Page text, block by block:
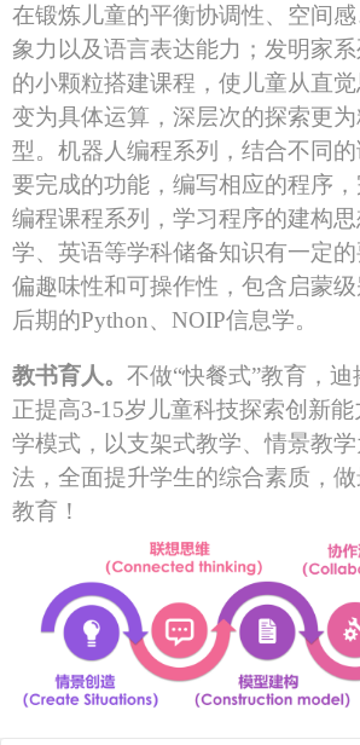
在锻炼儿童的平衡协调性、空间
象力以及语言表达能力；发明家
的小颗粒搭建课程，使儿童从直
变为具体运算，深层次的探索更
型。机器人编程系列，结合不同
要完成的功能，编写相应的程序，
编程课程系列，学习程序的建构
学、英语等学科储备知识有一定
偏趣味性和可操作性，包含启蒙
后期的Python、 NOIP信息学。
教书育人。 不做“快餐式”教育，
正提高3-15岁儿童科技探索创新能
学模式，以支架式教学、情景教
法，全面提升学生的综合素质，
教育！